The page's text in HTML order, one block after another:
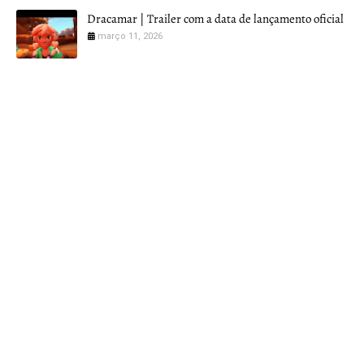
Dracamar | Trailer com a data de lançamento oficial
março 11, 2026